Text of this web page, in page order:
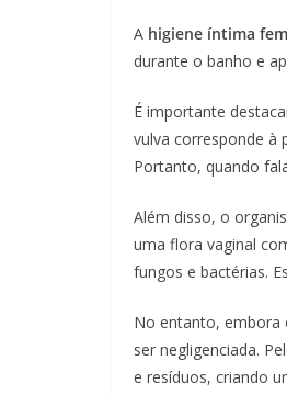
A higiene íntima
durante o banho e
É importante
vulva corresponde à
Portanto, quando
Além disso, o
uma flora vaginal
fungos e bactérias.
No entanto, embora
ser negligenciada.
e resíduos, criando